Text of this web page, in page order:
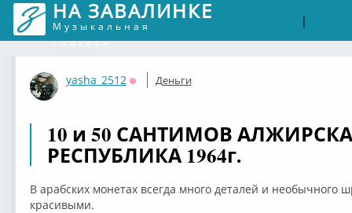
НА ЗАВАЛИНКЕ
Музыкальная
соцсеть
|
yasha_2512
Оффлайн
Деньги
10 и 50 САНТИМОВ
РЕСПУБЛИКА 1964г.
В арабских монетах всегда много деталей и необычного
красивыми.